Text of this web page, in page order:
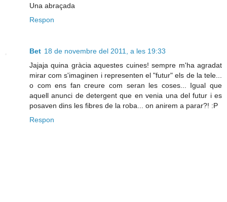
Una abraçada
Respon
Bet 18 de novembre del 2011, a les 19:33
Jajaja quina gràcia aquestes cuines! sempre m'ha agradat
mirar com s'imaginen i representen el "futur" els de la tele...
o com ens fan creure com seran les coses... Igual que
aquell anunci de detergent que en venia una del futur i es
posaven dins les fibres de la roba... on anirem a parar?! :P
Respon